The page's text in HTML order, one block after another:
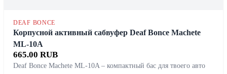
DEAF BONCE
Корпусной активный сабвуфер Deaf Bonce Machete
ML-10A
665.00 RUB
Deaf Bonce Machete ML-10A – компактный бас для твоего авто